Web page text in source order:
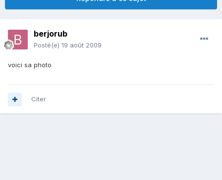
berjorub
Posté(e) 19 août 2009
voici sa photo
Citer